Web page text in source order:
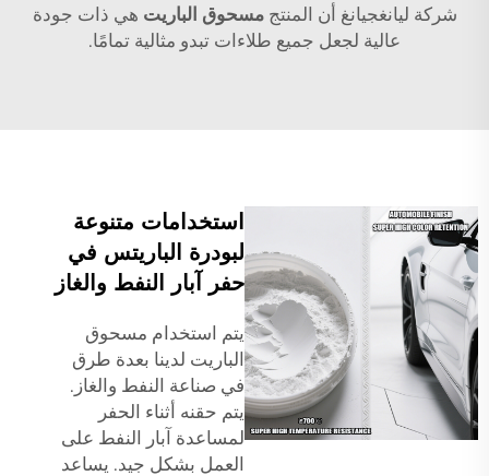
شركة ليانغجيانغ أن المنتجمسحوق الباريت هي ذات جودة
عالية لجعل جميع طلاءات تبدو مثالية تمامًا.
استخدامات متنوعة
لبودرة الباريتس في
حفر آبار النفط والغاز
يتم استخدام مسحوق
الباريت لدينا بعدة طرق
في صناعة النفط والغاز.
يتم حقنه أثناء الحفر
لمساعدة آبار النفط على
العمل بشكل جيد. يساعد